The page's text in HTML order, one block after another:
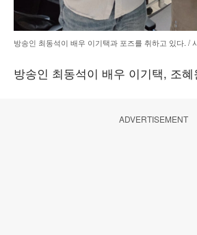
방송인 최동석이 배우 이기택과 포즈를 취하고 있다. /
방송인 최동석이 배우 이기택, 조
ADVERTISEMENT